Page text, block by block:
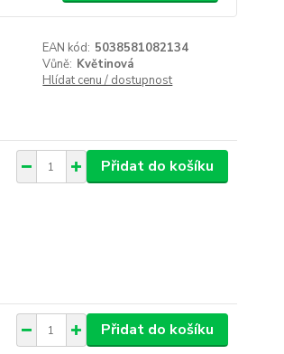
EAN kód: 5038581082134
Vůně: Květinová
Hlídat cenu / dostupnost
Přidat do košíku
Přidat do košíku